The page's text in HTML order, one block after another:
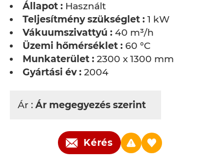
Állapot : Használt
Teljesítmény szükséglet : 1 kW
Vákuumszivattyú : 40 m³/h
Üzemi hőmérséklet : 60 °C
Munkaterület : 2300 x 1300 mm
Gyártási év : 2004
Ár : Ár megegyezés szerint
Kérés